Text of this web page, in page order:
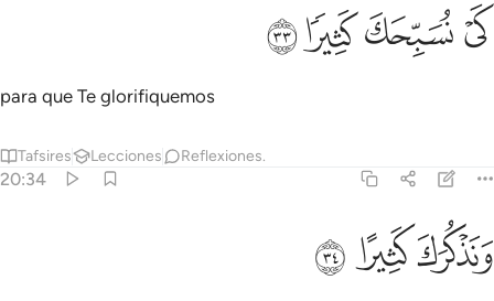
كي نسبحك كثيرا ٣٣
كَىْ نُسَبِّحَكَ كَثِيرًۭا ٣٣
ﳉﳊﳋﳌ
para que Te glorifiquemos
Tafsires Lecciones Reflexiones.
20:34
ونذكرك كثيرا ٣٤
وَنَذْكُرَكَ كَثِيرًا ٣٤
ﳍ ﳎﳏ